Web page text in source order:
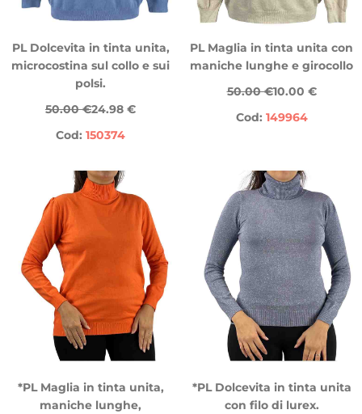
PL Dolcevita in tinta unita,
microcostina sul collo e sui
polsi.
50.00 €24.98 €
Cod: 150374
PL Maglia in tinta unita con
maniche lunghe e girocollo
50.00 €10.00 €
Cod: 149964
*PL Maglia in tinta unita,
maniche lunghe,
*PL Dolcevita in tinta unita
con filo di lurex.